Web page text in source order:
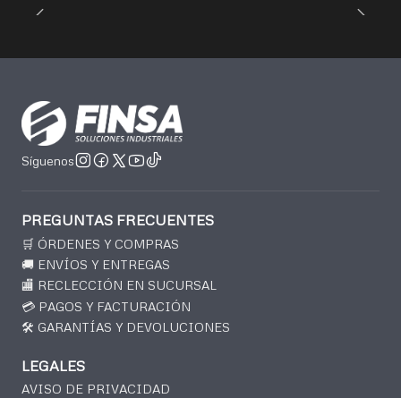
Síguenos
PREGUNTAS FRECUENTES
🛒 ÓRDENES Y COMPRAS
🚚 ENVÍOS Y ENTREGAS
🏬 RECLECCIÓN EN SUCURSAL
💳 PAGOS Y FACTURACIÓN
🛠️ GARANTÍAS Y DEVOLUCIONES
LEGALES
AVISO DE PRIVACIDAD